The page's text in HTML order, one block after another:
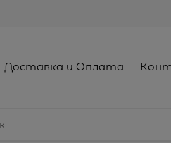
Доставка и Оплата